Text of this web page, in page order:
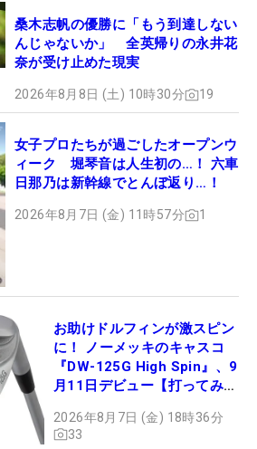
桑木志帆の優勝に「もう到達しない
んじゃないか」 全英帰りの永井花
奈が受け止めた現実
2026年8月8日 (土) 10時30分 19
女子プロたちが過ごしたオープンウ
ィーク 堀琴音は人生初の…！ 六車
日那乃は新幹線でとんぼ返り…！
2026年8月7日 (金) 11時57分 1
お助けドルフィンが激スピン
に！ ノーメッキのキャスコ
『DW-125G High Spin』、9
月11日デビュー【打ってみ
2026年8月7日 (金) 18時36分
33